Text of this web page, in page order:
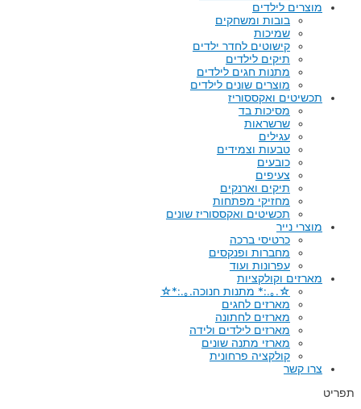
מוצרים לילדים
בובות ומשחקים
שמיכות
קישוטים לחדר ילדים
תיקים לילדים
מתנות חגים לילדים
מוצרים שונים לילדים
תכשיטים ואקססוריז
מסיכות בד
שרשראות
עגילים
טבעות וצמידים
כובעים
צעיפים
תיקים וארנקים
מחזיקי מפתחות
תכשיטים ואקססוריז שונים
מוצרי נייר
כרטיסי ברכה
מחברות ופנקסים
עפרונות ועוד
מארזים וקולקציות
☆.｡.:* מתנות חנוכה.｡.:*☆
מארזים לחגים
מארזים לחתונה
מארזים לילדים ולידה
מארזי מתנה שונים
קולקציה פרחונית
צרו קשר
תפריט